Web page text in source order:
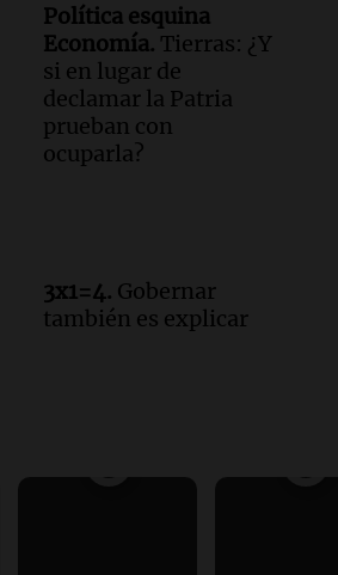
Política esquina
Economía. Tierras: ¿Y
si en lugar de
declamar la Patria
prueban con
ocuparla?
3x1=4. Gobernar
también es explicar